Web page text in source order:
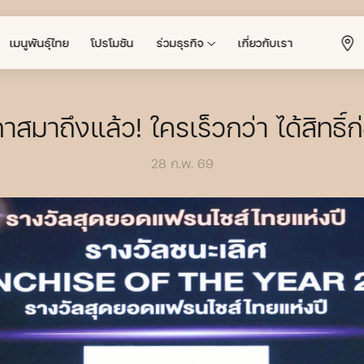
เมนูพันธุ์ไทย โปรโมชัน ร่วมธุรกิจ เกี่ยวกับเรา
สมาถึงแล้ว! ใครเร็วกว่า ได้สิทธิ์
28 ก.พ. 69